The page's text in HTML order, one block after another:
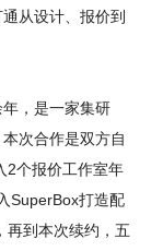
从设计、报价到
，是一家集研
次合作是双方自
个报价工作室年
SuperBox打造配
再到本次续约，五